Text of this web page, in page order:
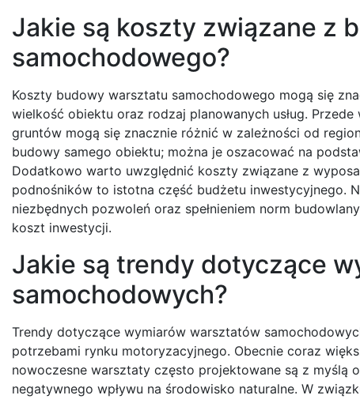
Jakie są koszty związane z
samochodowego?
Koszty budowy warsztatu samochodowego mogą się
wielkość obiektu oraz rodzaj planowanych usług.
gruntów mogą się znacznie różnić w zależności od
budowy samego obiektu; można je oszacować na
Dodatkowo warto uwzględnić koszty związane z
podnośników to istotna część budżetu inwestycyjnego.
niezbędnych pozwoleń oraz spełnieniem norm
koszt inwestycji.
Jakie są trendy dotyczące
samochodowych?
Trendy dotyczące wymiarów warsztatów
potrzebami rynku motoryzacyjnego. Obecnie coraz
nowoczesne warsztaty często projektowane są z myślą
negatywnego wpływu na środowisko naturalne. W